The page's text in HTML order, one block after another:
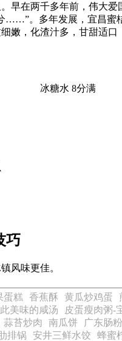
早在两千多年前，伟大
……”。多年发展，宜昌蜜
冰糖水 8分满
巧
风味更佳。
蛋糕 香蕉酥 黄瓜炒鸡蛋
美味的咸汤
皮蛋瘦肉粥-
蒜苔炒肉 南瓜饼
广东肠
排锅
安井三鲜水饺
蜂蜜